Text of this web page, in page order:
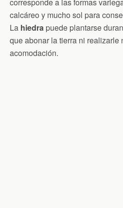
corresponde a las formas
calcáreo y mucho sol para
La hiedra puede plantarse
que abonar la tierra ni realizarle
acomodación.